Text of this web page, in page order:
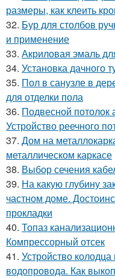
размеры, как клеить
32. Бур для столбов
и применение
33. Акриловая эмаль
34. Установка дачного
35. Пол в санузле в
для отделки пола
36. Подвесной
Устройство реечного
37. Дом на
металлическом каркасе
38. Выбор сечения
39. На какую глубину
частном доме.
прокладки
40. Топаз
Компрессорный отсек
41. Устройство
водопровода. Как